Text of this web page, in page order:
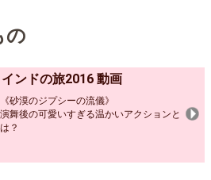
インドの旅2016 動画
《砂漠のジプシーの流儀》